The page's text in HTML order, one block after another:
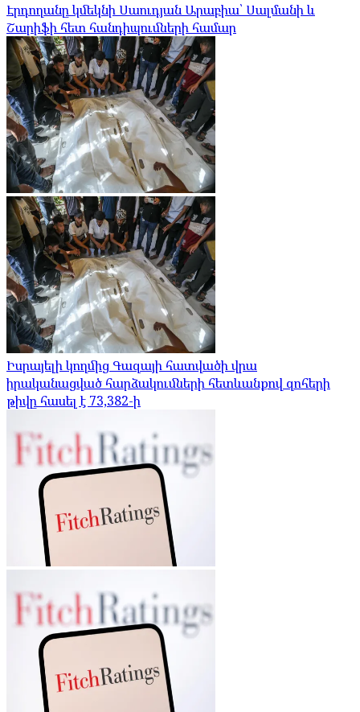
Էրդողանը կմեկնի Սաուդյան Արաբիա՝ Սալմանի և
Շարիֆի հետ հանդիպումների համար
Իսրայելի կողմից Գազայի հատվածի վրա
իրականացված հարձակումների հետևանքով զոհերի
թիվը հասել է 73,382-ի